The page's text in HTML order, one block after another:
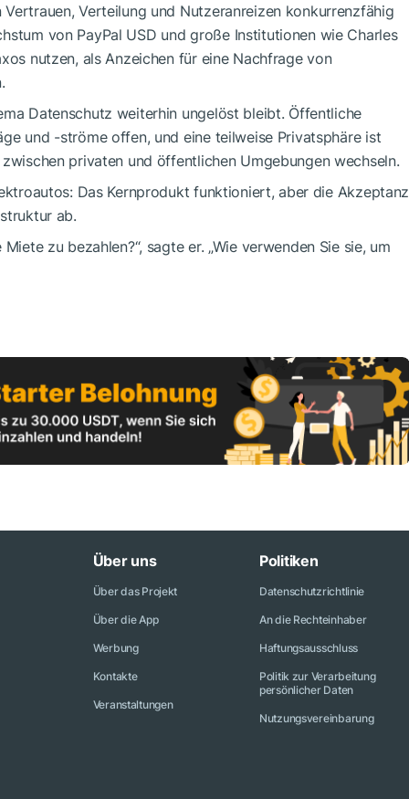
Verteilung und Nutzeranreizen konkurrenzfähig
von PayPal USD und große Institutionen wie Charles
nutzen, als Anzeichen für eine Nachfrage von
Datenschutz weiterhin ungelöst bleibt. Öffentliche
und -ströme offen, und eine teilweise Privatsphäre ist
privaten und öffentlichen Umgebungen wechseln.
Das Kernprodukt funktioniert, aber die Akzeptanz
ab.
zu bezahlen?“, sagte er. „Wie verwenden Sie sie, um
Über uns
Über das Projekt
Über die App
Werbung
Kontakte
Veranstaltungen
Politiken
Datenschutzrichtlinie
An die Rechteinhaber
Haftungsausschluss
Politik zur Verarbeitung
persönlicher Daten
Nutzungsvereinbarung